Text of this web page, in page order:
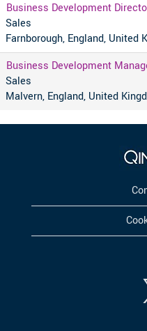
Business Development
Sales
Farnborough, England, United
Business Development
Sales
Malvern, England, United
r